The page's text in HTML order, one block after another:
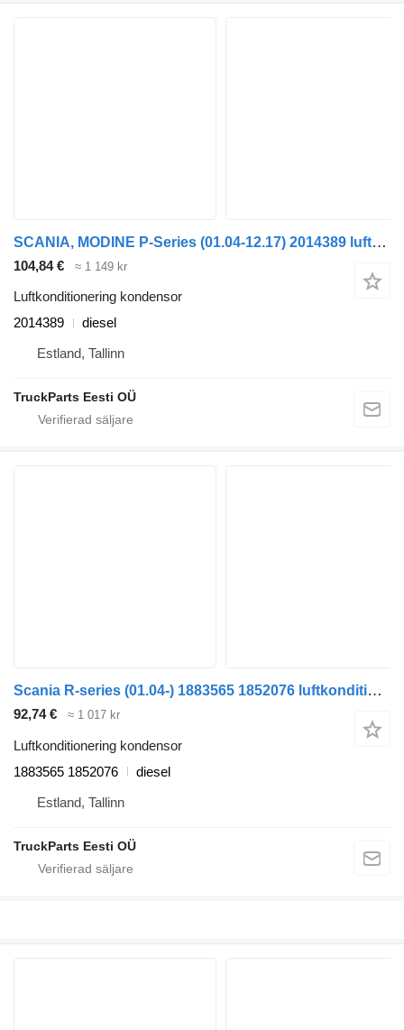
SCANIA, MODINE P-Series (01.04-12.17) 2014389 luftkonditionering kondensor till Scania P,G,R,T-series (2004-2017) dragbil
104,84 € ≈ 1 149 kr
Luftkonditionering kondensor
2014389
diesel
Estland, Tallinn
TruckParts Eesti OÜ
Scania R-series (01.04-) 1883565 1852076 luftkonditionering kondensor till Scania P,G,R,T-series (2004-2017) dragbil
92,74 € ≈ 1 017 kr
Luftkonditionering kondensor
1883565 1852076
diesel
Estland, Tallinn
TruckParts Eesti OÜ